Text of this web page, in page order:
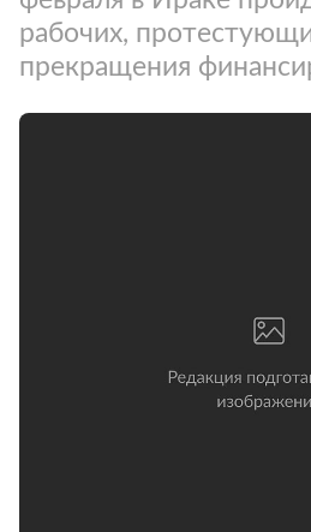
рабочих,
прекращения